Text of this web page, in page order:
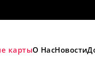
картыО НасНовости